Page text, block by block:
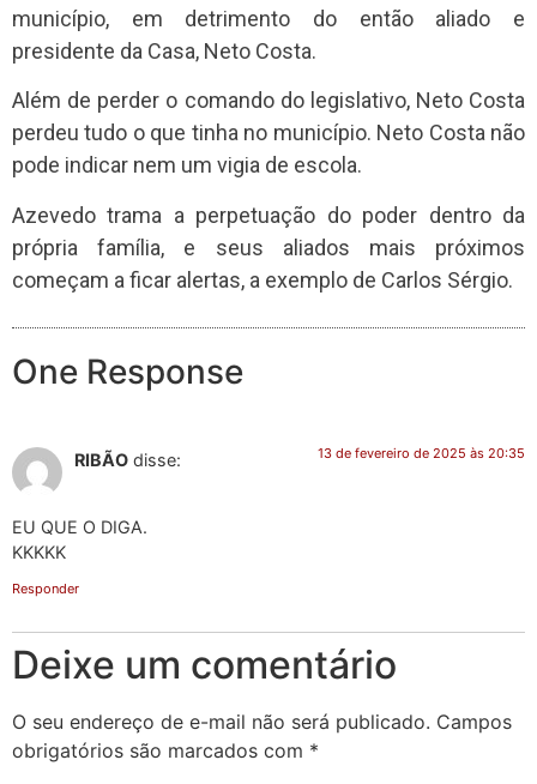
município, em detrimento do então aliado e
presidente da Casa, Neto Costa.
Além de perder o comando do legislativo, Neto Costa
perdeu tudo o que tinha no município. Neto Costa não
pode indicar nem um vigia de escola.
Azevedo trama a perpetuação do poder dentro da
própria família, e seus aliados mais próximos
começam a ficar alertas, a exemplo de Carlos Sérgio.
One Response
RIBÃO disse: 13 de fevereiro de 2025 às 20:35
EU QUE O DIGA.
KKKKK
Responder
Deixe um comentário
O seu endereço de e-mail não será publicado. Campos
obrigatórios são marcados com *